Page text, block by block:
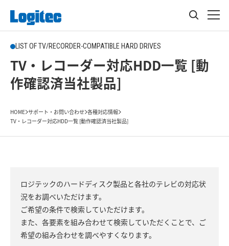
LIST OF TV/RECORDER-COMPATIBLE HARD DRIVES
TV・レコーダー対応HDD一覧 [動
作確認済当社製品]
HOME サポート・お問い合わせ 各種対応情報
TV・レコーダー対応HDD一覧 [動作確認済当社製品]
ロジテックのハードディスク製品と各社のテレビの対応状
況をお調べいただけます。
ご希望の条件で検索していただけます。
また、各要素を組み合わせて検索していただくことで、ご
希望の組み合わせを調べやすくなります。